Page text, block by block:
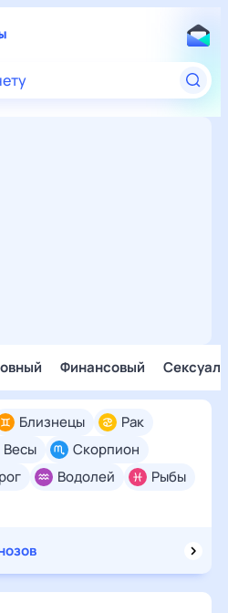
Финансовый
Близнецы
Рак
Весы
Скорпион
Водолей Рыбы